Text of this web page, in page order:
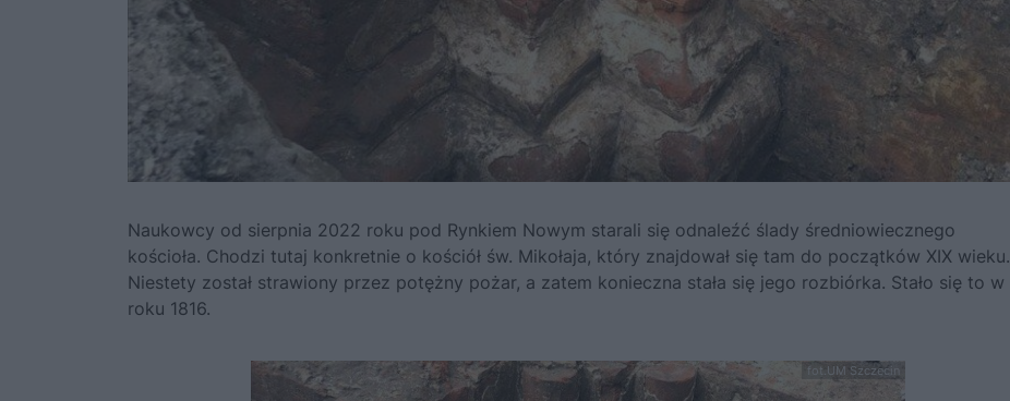
Naukowcy od sierpnia 2022 roku pod Rynkiem Nowym starali się odnaleźć ślady średniowiecznego
kościoła. Chodzi tutaj konkretnie o kościół św. Mikołaja, który znajdował się tam do początków XIX wieku.
Niestety został strawiony przez potężny pożar, a zatem konieczna stała się jego rozbiórka. Stało się to w
roku 1816.
fot.UM Szczecin